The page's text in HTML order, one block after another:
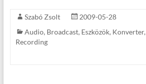
Szabó Zsolt
2009-05-28
Audio, Broadcast, Eszközök, Konverter,
Recording